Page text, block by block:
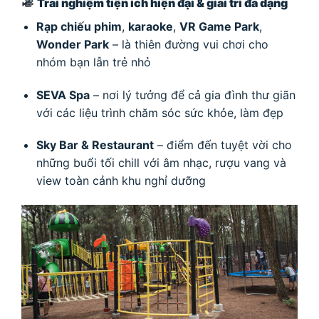
Rạp chiếu phim, karaoke, VR Game Park,
Wonder Park– là thiên đường vui chơi cho
nhóm bạn lẫn trẻ nhỏ
SEVA Spa– nơi lý tưởng để cả gia đình thư giãn
với các liệu trình chăm sóc sức khỏe, làm đẹp
Sky Bar & Restaurant– điểm đến tuyệt vời cho
những buổi tối chill với âm nhạc, rượu vang và
view toàn cảnh khu nghỉ dưỡng